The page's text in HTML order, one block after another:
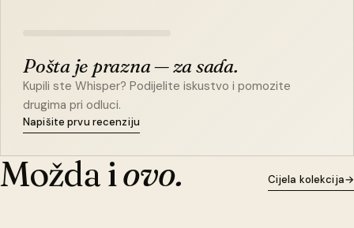
Pošta je prazna — za sada.
Kupili ste Whisper? Podijelite iskustvo i pomozite
drugima pri odluci.
Napišite prvu recenziju
Možda iovo. Cijela kolekcija→